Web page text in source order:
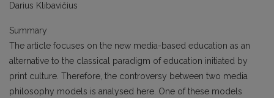
Darius Klibavičius
Summary
The article focuses on the new media-based education as an
alternative to the classical paradigm of education initiated by
print culture. Therefore, the controversy between two media
philosophy models is analysed here. One of these models